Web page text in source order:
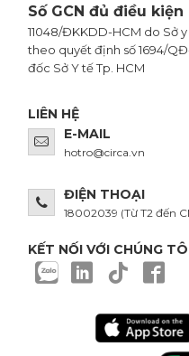
Số GCN đủ điều
11048/ĐKKDD-HCM do Sở
theo quyết định số 1694/
đốc Sở Y tế Tp. HCM
LIÊN HỆ
E-MAIL
hotro@circa.vn
ĐIỆN THOẠI
18002039 (Từ T2 đến
KẾT NỐI VỚI CHÚNG